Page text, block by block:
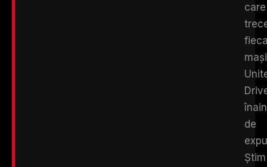
care
de
Știm